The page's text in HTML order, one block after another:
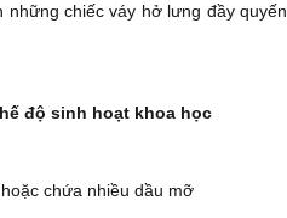
chiếc váy hở lưng đầy quyến
độ sinh hoạt khoa học
chứa nhiều dầu mỡ